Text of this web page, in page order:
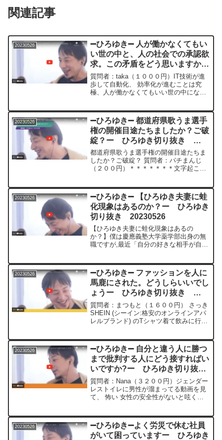
関連記事
20230526
➖ひろゆき➖ 人が働かなくてもい
い世の中と、人の社会での承認欲
求。この矛盾をどう思いますか？
ー ひろゆき切り抜き
20230526
質問者：taka（１０００円）IT技術が進
歩して自動化、 効率化が進むことは究
極、人が働かなくてもいい世の中になる
る人が役に立たなくなると思います。 人
間は社会で承認欲...
20230526
➖ひろゆき➖ 都道府県歌うま選手
権の開催目途たちましたか？ご破
綻？ー ひろゆき切り抜き
20230526
都道府県歌うま選手権の開催目途たちま
したか？ご破綻？ 質問者：パチまんじ
（２００円）＊＊＊＊＊＊＊文字起こし
綻すんませんあのちょっとバタバタして
るので落ち着いたらあのな...
20230526
➖ひろゆき➖ 【ひろゆき夫妻に蛙
化現象はあるのか？ー ひろゆき
切り抜き 20230526
【ひろゆき夫妻に蛙化現象はあるの
か？】僕は慶應義塾大学薬学部出身の無
職ですが,最近「自分の好きな相手が自分
るそうです。自分は毎回tinderでマッチし
た女子と初めて会う...
20230526
➖ひろゆき➖ ファッションを人に
馬鹿にされた。どうしらいいでし
ょうー ひろゆき切り抜き
20230526
質問者：まつもと（１６００円） さっき
SHEIN (シーイン:格安のオンラインアパ
レルブランド) のTシャツ着て飲みに行っ
た」 や「SHEINとか笑わせないでよ...
20230526
➖ひろゆき➖ 自分と違う人に勝つ
まで批判する人にどう接すればい
いですか?ー ひろゆき切り抜
き 20230526
質問者：Nana（３２００円）ジェンダー
レストイレに男性が溜まってる動画を見
て、 怖い 女性の安全性がないと呟く
んなこと言うから世の中変わらないと、
男性の知人になぜか...
20230526
➖ひろゆき➖よく労災で休む社員
がいて困っていますー ひろゆき